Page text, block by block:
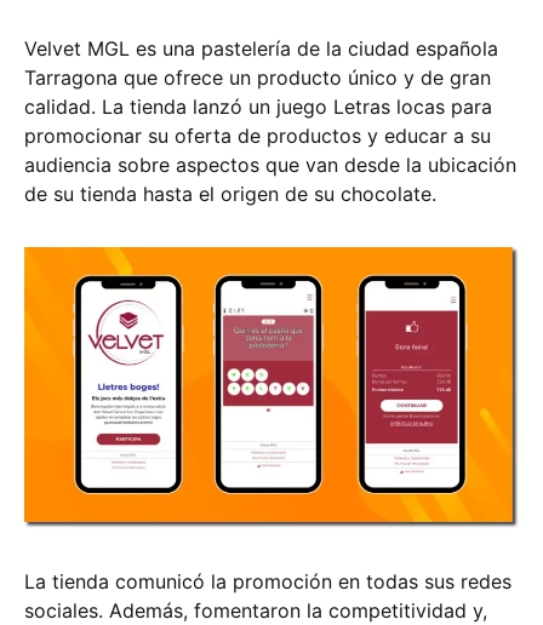
Velvet MGL es una pastelería de la ciudad española
Tarragona que ofrece un producto único y de gran
calidad. La tienda lanzó un juego Letras locas para
promocionar su oferta de productos y educar a su
audiencia sobre aspectos que van desde la ubicación
de su tienda hasta el origen de su chocolate.
La tienda comunicó la promoción en todas sus redes
sociales. Además, fomentaron la competitividad y,